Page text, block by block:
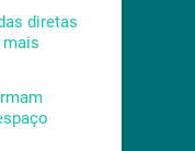
diretas